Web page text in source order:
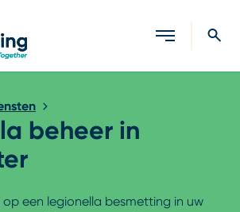
beheer in
op een legionella besmetting in uw